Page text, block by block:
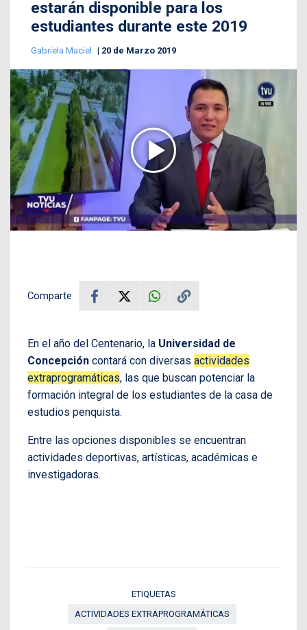
estarán disponible para los
estudiantes durante este 2019
Gabriela Maciel 20 de Marzo 2019
Comparte
En el año del Centenario, la Universidad de
Concepción contará con diversas actividades
extraprogramáticas, las que buscan potenciar la
formación integral de los estudiantes de la casa de
estudios penquista.
Entre las opciones disponibles se encuentran
actividades deportivas, artísticas, académicas e
investigadoras.
ETIQUETAS
ACTIVIDADES EXTRAPROGRAMÁTICAS